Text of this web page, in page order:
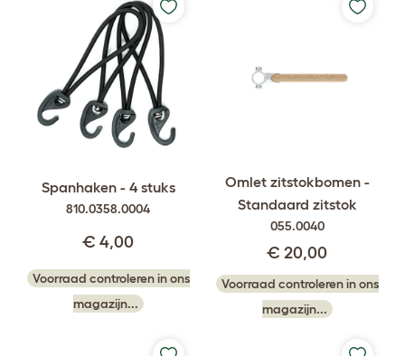
Spanhaken - 4 stuks
810.0358.0004
€ 4,00
Voorraad controleren in ons
magazijn...
Omlet zitstokbomen -
Standaard zitstok
055.0040
€ 20,00
Voorraad controleren in ons
magazijn...